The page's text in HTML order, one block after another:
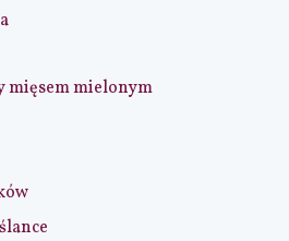
mięsem mielonym